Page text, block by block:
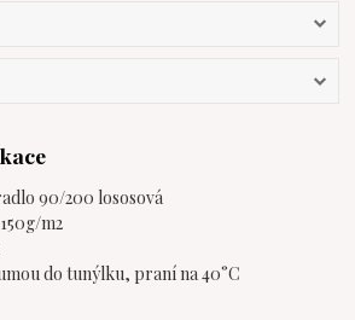
90/200 lososová
m2
do tunýlku, praní na 40°C